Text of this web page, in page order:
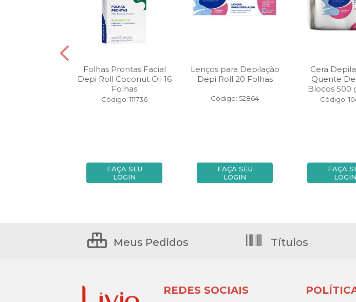
Folhas Prontas Facial
Depi Roll Coconut Oil 16
Folhas
Código: 111736
FAÇA SEU
LOGIN
Lenços para Depilação
Depi Roll 20 Folhas
Código: 52864
FAÇA SEU
LOGIN
Cera
Quente
Blocos 500
Código:
FAÇA
LOGIN
Meus Pedidos Títulos
REDES SOCIAIS